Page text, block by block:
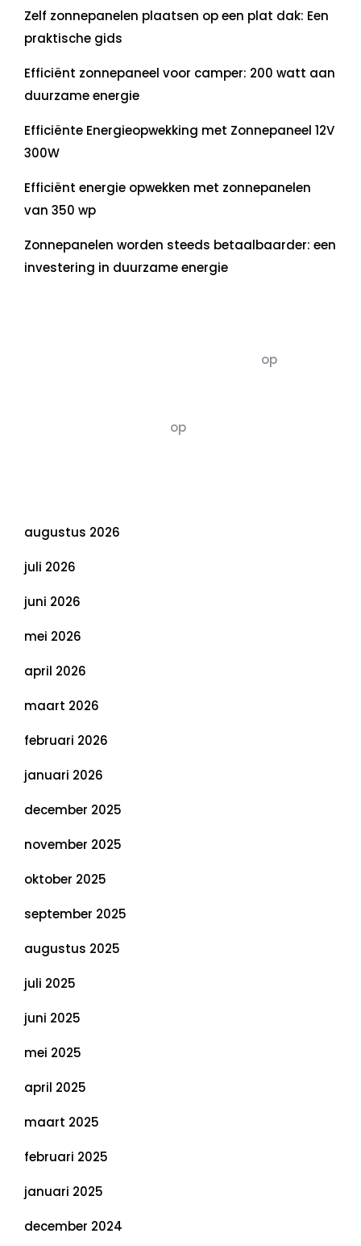
Zelf zonnepanelen plaatsen op een plat dak: Een
praktische gids
Efficiënt zonnepaneel voor camper: 200 watt aan
duurzame energie
Efficiënte Energieopwekking met Zonnepaneel 12V
300W
Efficiënt energie opwekken met zonnepanelen
van 350 wp
Zonnepanelen worden steeds betaalbaarder: een
investering in duurzame energie
op
op
augustus 2026
juli 2026
juni 2026
mei 2026
april 2026
maart 2026
februari 2026
januari 2026
december 2025
november 2025
oktober 2025
september 2025
augustus 2025
juli 2025
juni 2025
mei 2025
april 2025
maart 2025
februari 2025
januari 2025
december 2024